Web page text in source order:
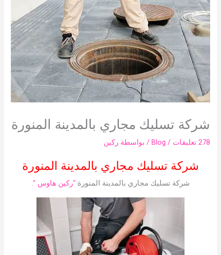
شركة تسليك مجاري بالمدينة المنورة
278 تعليقات /
Blog / بواسطة ركين
شركة تسليك مجاري بالمدينة المنورة
شركة تسليك مجاري بالمدينة المنورة“ركين هاوس ”.